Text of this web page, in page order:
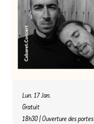
Lun. 17 Jan.
Gratuit
18h30 | Ouverture des portes